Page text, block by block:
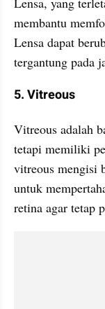
membantu
Lensa dapat
tergantung pada
5. Vitreous
Vitreous adalah
tetapi memiliki
vitreous mengisi
untuk
retina agar tetap